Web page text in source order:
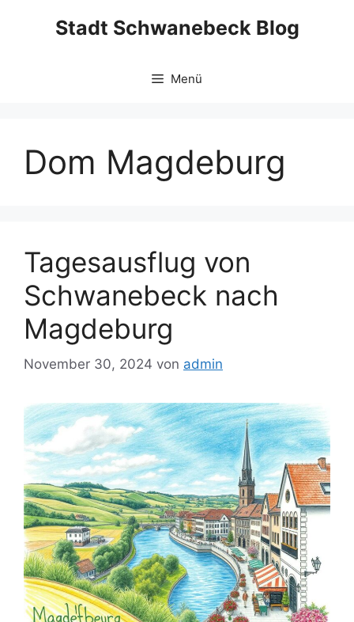
Stadt Schwanebeck Blog
Menü
Dom Magdeburg
Tagesausflug von
Schwanebeck nach
Magdeburg
November 30, 2024 von admin